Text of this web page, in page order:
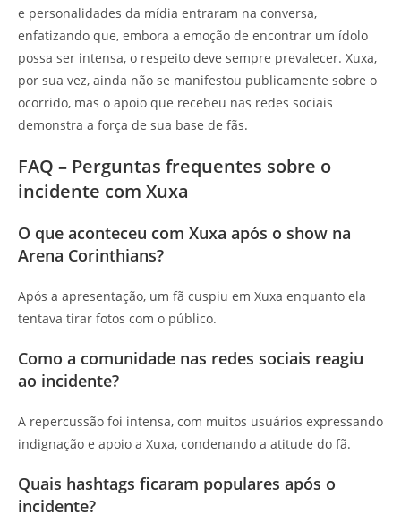
e personalidades da mídia entraram na conversa,
enfatizando que, embora a emoção de encontrar um ídolo
possa ser intensa, o respeito deve sempre prevalecer. Xuxa,
por sua vez, ainda não se manifestou publicamente sobre o
ocorrido, mas o apoio que recebeu nas redes sociais
demonstra a força de sua base de fãs.
FAQ – Perguntas frequentes sobre o
incidente com Xuxa
O que aconteceu com Xuxa após o show na
Arena Corinthians?
Após a apresentação, um fã cuspiu em Xuxa enquanto ela
tentava tirar fotos com o público.
Como a comunidade nas redes sociais reagiu
ao incidente?
A repercussão foi intensa, com muitos usuários expressando
indignação e apoio a Xuxa, condenando a atitude do fã.
Quais hashtags ficaram populares após o
incidente?